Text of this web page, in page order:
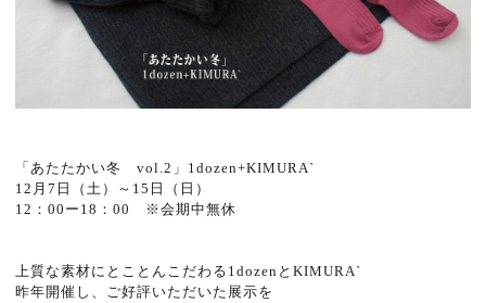
「あたたかい冬 vol.2」1dozen+KIMURA`
12月7日（土）～15日（日）
12：00ー18：00 ※会期中無休
上質な素材にとことんこだわる1dozenとKIMURA`
昨年開催し、ご好評いただいた展示を